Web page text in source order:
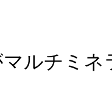
ルチミ